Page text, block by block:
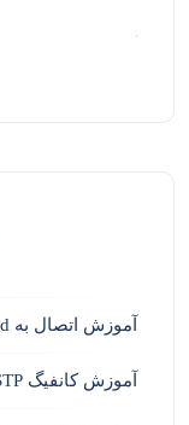
آموزش اتصال به WireGuard
آموزش کانفیگ SSTP در میکروتیک